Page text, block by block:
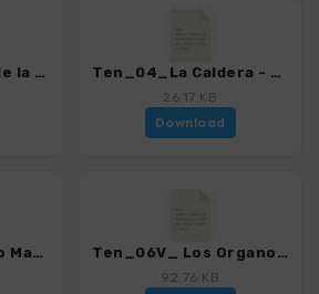
Ten_03_Puerto de la Cruz - Mirador de San Pedro - San Juan de La Rambla.gpx Ten_04_La Caldera - Aguamansa.gpx
26.17 KB
Download
Ten_05_Barranco Madre del Agua.gpx Ten_06V_ Los Organos via Aguamansa.gpx
92.76 KB